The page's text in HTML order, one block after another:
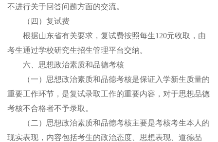
不进行关于回答问题方面的交流。
（四）复试费
根据山东省有关要求，复试费按照每生120元收取，由
考生通过学校研究生招生管理平台交纳。
六 、思想政治素质和品德考核
（一）思想政治素质和品德考核是保证入学新生质量的
重要工作环节，是复试录取工作的重要内容，对于思想品德
考核不合格者不予录取。
（二）思想政治素质和品德考核主要是考核考生本人的
现实表现，内容包括考生的政治态度、思想表现、道德品